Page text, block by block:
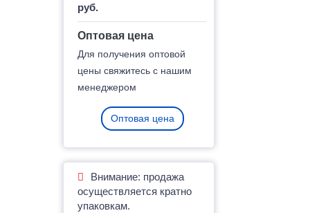
руб.
Оптовая цена
Для получения оптовой
цены свяжитесь с нашим
менеджером
Оптовая цена
Внимание: продажа
осуществляется кратно
упаковкам.